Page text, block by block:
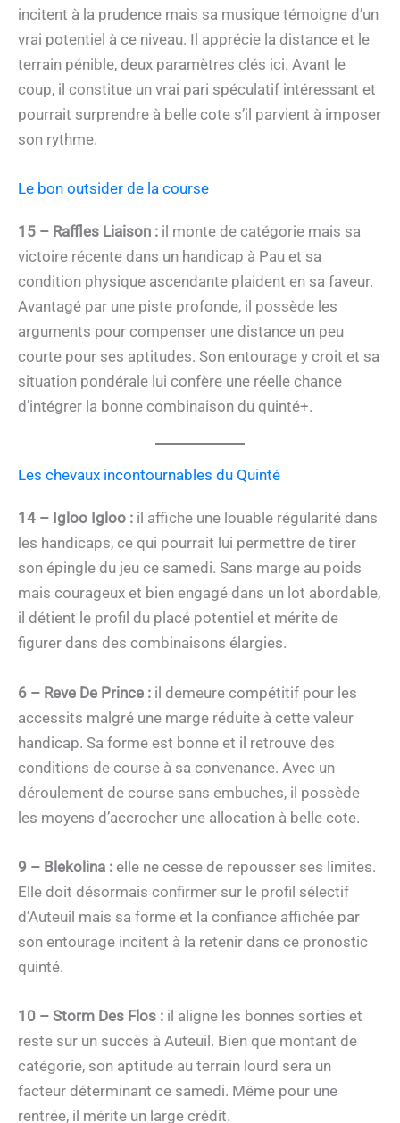
incitent à la prudence mais sa musique témoigne d’un
vrai potentiel à ce niveau. Il apprécie la distance et le
terrain pénible, deux paramètres clés ici. Avant le
coup, il constitue un vrai pari spéculatif intéressant et
pourrait surprendre à belle cote s’il parvient à imposer
son rythme.
Le bon outsider de la course
15 – Raffles Liaison : il monte de catégorie mais sa
victoire récente dans un handicap à Pau et sa
condition physique ascendante plaident en sa faveur.
Avantagé par une piste profonde, il possède les
arguments pour compenser une distance un peu
courte pour ses aptitudes. Son entourage y croit et sa
situation pondérale lui confère une réelle chance
d’intégrer la bonne combinaison du quinté+.
Les chevaux incontournables du Quinté
14 – Igloo Igloo : il affiche une louable régularité dans
les handicaps, ce qui pourrait lui permettre de tirer
son épingle du jeu ce samedi. Sans marge au poids
mais courageux et bien engagé dans un lot abordable,
il détient le profil du placé potentiel et mérite de
figurer dans des combinaisons élargies.
6 – Reve De Prince : il demeure compétitif pour les
accessits malgré une marge réduite à cette valeur
handicap. Sa forme est bonne et il retrouve des
conditions de course à sa convenance. Avec un
déroulement de course sans embuches, il possède
les moyens d’accrocher une allocation à belle cote.
9 – Blekolina : elle ne cesse de repousser ses limites.
Elle doit désormais confirmer sur le profil sélectif
d’Auteuil mais sa forme et la confiance affichée par
son entourage incitent à la retenir dans ce pronostic
quinté.
10 – Storm Des Flos : il aligne les bonnes sorties et
reste sur un succès à Auteuil. Bien que montant de
catégorie, son aptitude au terrain lourd sera un
facteur déterminant ce samedi. Même pour une
rentrée, il mérite un large crédit.